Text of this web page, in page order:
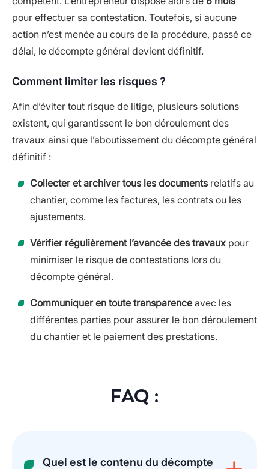
pour effectuer sa contestation. Toutefois, si aucune
action n’est menée au cours de la procédure, passé ce
délai, le décompte général devient définitif.
Comment limiter les risques ?
Afin d’éviter tout risque de litige, plusieurs solutions
existent, qui garantissent le bon déroulement des
travaux ainsi que l’aboutissement du décompte général
définitif :
Collecter et archiver tous les documentsrelatifs au
chantier, comme les factures, les contrats ou les
ajustements.
Vérifier régulièrement l’avancée des travaux pour
minimiser le risque de contestations lors du
décompte général.
Communiquer en toute transparence avec les
différentes parties pour assurer le bon déroulement
du chantier et le paiement des prestations.
FAQ :
Quel est le contenu du décompte